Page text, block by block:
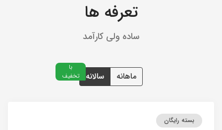
تعرفه ها
ساده ولی کارآمد
ماهانه سالانه
با
تخفیف
بسته رایگان